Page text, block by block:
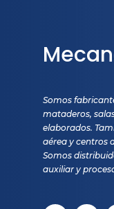
Somos
mataderos,
elaborados.
aérea y centros
Somos
auxiliar y